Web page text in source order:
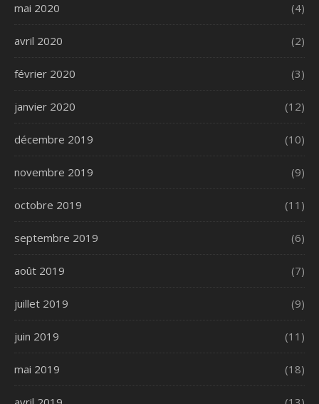
mai 2020 (4)
avril 2020 (2)
février 2020 (3)
janvier 2020 (12)
décembre 2019 (10)
novembre 2019 (9)
octobre 2019 (11)
septembre 2019 (6)
août 2019 (7)
juillet 2019 (9)
juin 2019 (11)
mai 2019 (18)